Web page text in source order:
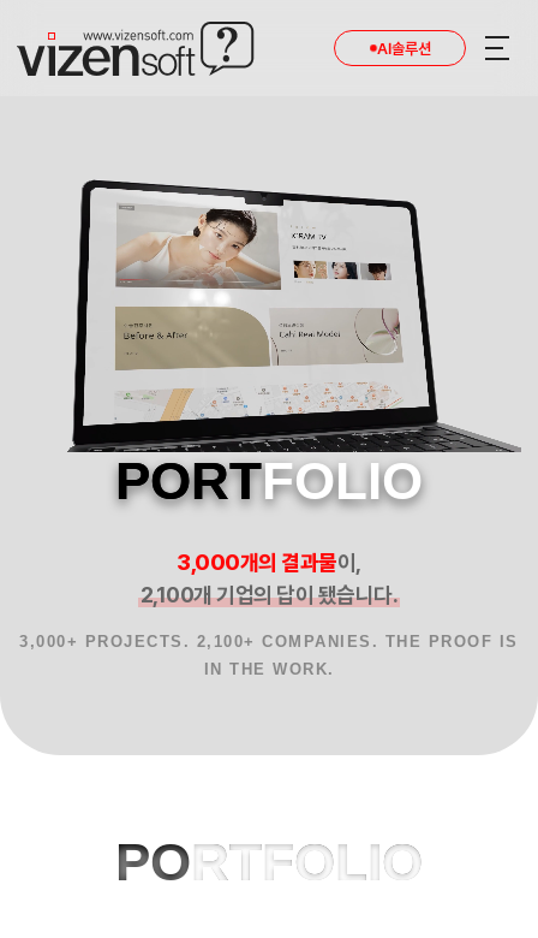
AI솔루션
PORTFOLIO
3,000개의 결과물이,
2,100개 기업의 답이 됐습니다.
3,000+ PROJECTS. 2,100+ COMPANIES. THE PROOF IS
IN THE WORK.
PORTFOLIO